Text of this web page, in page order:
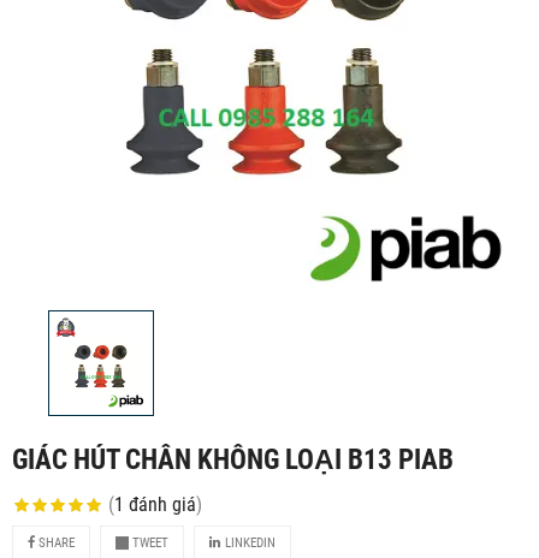
GIÁC HÚT CHÂN KHÔNG LOẠI B13 PIAB
(1 đánh giá)
SHARE TWEET LINKEDIN